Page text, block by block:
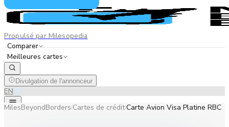
Propulsé par Milesopedia
Comparer
Meilleures cartes
Divulgation de l'annonceur
ENFR
MilesBeyondBorders/Cartes de crédit/Carte Avion Visa Platine RBC